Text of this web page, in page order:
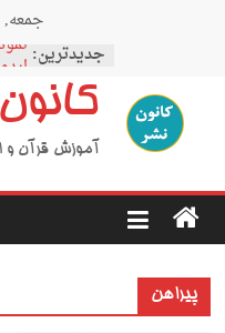
جمعه,
جدیدترین:
آموزش قرآن و
پیراهن